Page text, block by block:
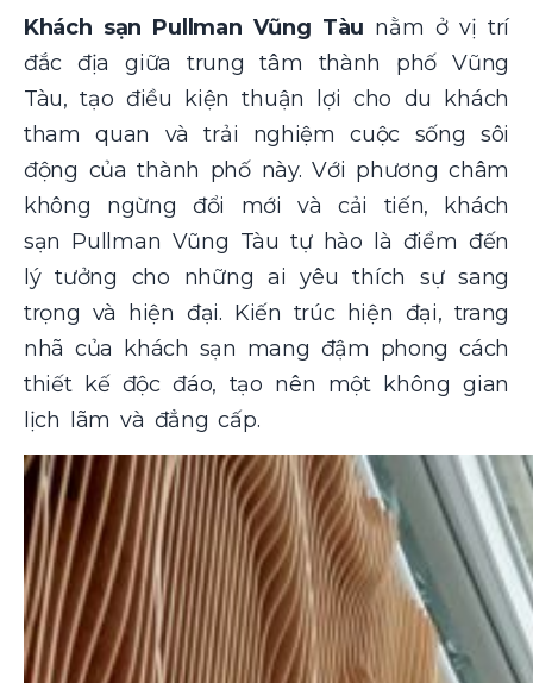
Khách sạn Pullman Vũng Tàu nằm ở vị trí
đắc địa giữa trung tâm thành phố Vũng
Tàu, tạo điều kiện thuận lợi cho du khách
tham quan và trải nghiệm cuộc sống sôi
động của thành phố này. Với phương châm
không ngừng đổi mới và cải tiến, khách
sạn Pullman Vũng Tàu tự hào là điểm đến
lý tưởng cho những ai yêu thích sự sang
trọng và hiện đại. Kiến trúc hiện đại, trang
nhã của khách sạn mang đậm phong cách
thiết kế độc đáo, tạo nên một không gian
lịch lãm và đẳng cấp.